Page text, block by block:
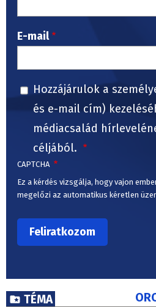
E-mail
Hozzájárulok a
és e-mail cím)
médiacsalád
céljából.
CAPTCHA
Ez a kérdés vizsgálja, hogy vajon
megelőzi az automatikus kéretlen
TÉMA